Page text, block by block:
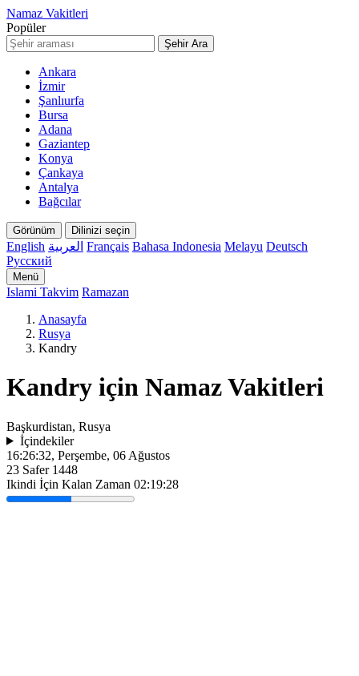
Namaz Vakitleri
Popüler
Şehir Ara
Ankara
İzmir
Şanlıurfa
Bursa
Adana
Gaziantep
Konya
Çankaya
Antalya
Bağcılar
Görünüm Dilinizi seçin
English العربية Français Bahasa Indonesia Melayu Deutsch
Русский
Menü
Islami Takvim Ramazan
Anasayfa
Rusya
Kandry
Kandry için Namaz Vakitleri
Başkurdistan, Rusya
İçindekiler
16:26:32, Perşembe, 06 Ağustos
23 Safer 1448
Ikindi İçin Kalan Zaman 02:19:28